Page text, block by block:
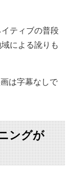
ティブの普段
による訛りも
は字幕なしで
ングが